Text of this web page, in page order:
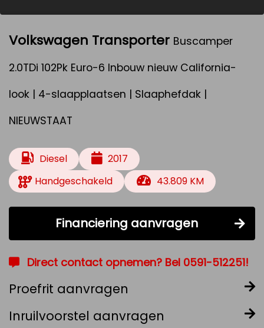
Volkswagen Transporter Buscamper
2.0TDi 102Pk Euro-6 Inbouw nieuw California-
look | 4-slaapplaatsen | Slaaphefdak |
NIEUWSTAAT
Diesel
2017
Handgeschakeld
43.809 KM
Financiering aanvragen
Direct contact opnemen? Bel 0591-512251!
Proefrit aanvragen
Inruilvoorstel aanvragen